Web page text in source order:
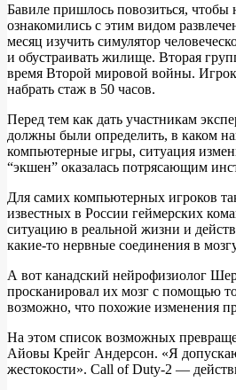
Бавиле пришлось повозиться,
ознакомились с этим видом
месяц изучить симулятор
и обустраивать жилище. Вторая
время Второй мировой войны.
набрать стаж в 50 часов.
Перед тем как дать участникам
должны были определить, в каком
компьютерные игры, ситуация
“экшен” оказалась потрясающим
Для самих компьютерных игроков
известных в России геймерских
ситуацию в реальной жизни и
какие-то нервные соединения в
А вот канадский нейрофизиолог
просканировал их мозг с помощью
возможно, что похожие изменения
На этом список возможных
Айовы Крейг Андерсон. «Я
жестокости». Call of Duty-2 —